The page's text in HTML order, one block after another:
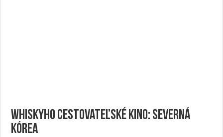
Whiskyho cestovateľské kino: Severná
Kórea